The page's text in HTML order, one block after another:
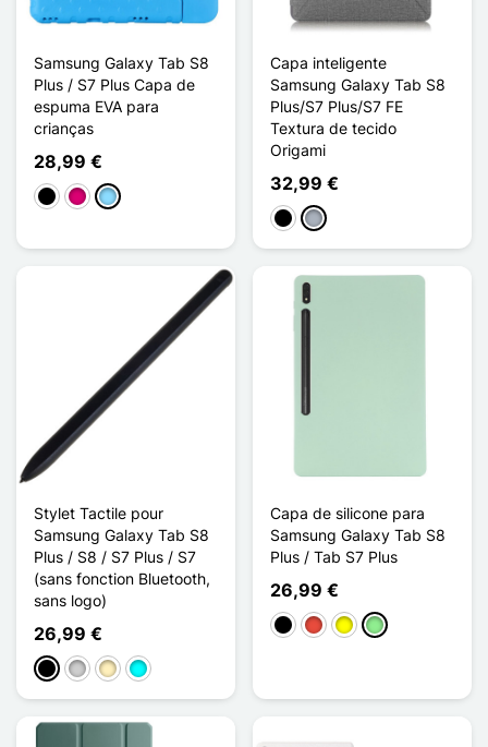
Samsung Galaxy Tab S8
Plus / S7 Plus Capa de
espuma EVA para
crianças
28,99 €
PretoMagentaAzul Claro
Capa inteligente
Samsung Galaxy Tab S8
Plus/S7 Plus/S7 FE
Textura de tecido
Origami
32,99 €
PretoCinzento
Stylet Tactile pour
Samsung Galaxy Tab S8
Plus / S8 / S7 Plus / S7
(sans fonction Bluetooth,
sans logo)
26,99 €
PretoPrataOuroCiano
Capa de silicone para
Samsung Galaxy Tab S8
Plus / Tab S7 Plus
26,99 €
PretoVermelho
AmareloVerde claro